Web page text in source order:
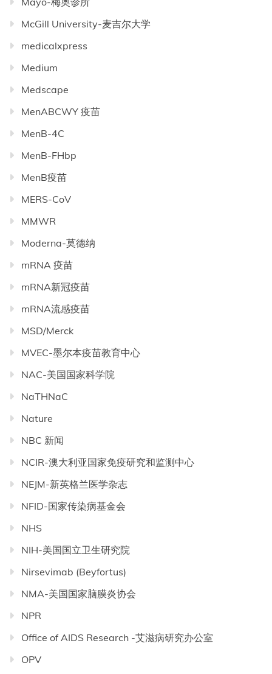
McGill University-麦吉尔大学
medicalxpress
Medium
Medscape
MenABCWY 疫苗
MenB-4C
MenB-FHbp
MenB疫苗
MERS-CoV
MMWR
Moderna-莫德纳
mRNA 疫苗
mRNA新冠疫苗
mRNA流感疫苗
MSD/Merck
MVEC-墨尔本疫苗教育中心
NAC-美国国家科学院
NaTHNaC
Nature
NBC 新闻
NCIR-澳大利亚国家免疫研究和监测中心
NEJM-新英格兰医学杂志
NFID-国家传染病基金会
NHS
NIH-美国国立卫生研究院
Nirsevimab (Beyfortus)
NMA-美国国家脑膜炎协会
NPR
Office of AIDS Research -艾滋病研究办公室
OPV